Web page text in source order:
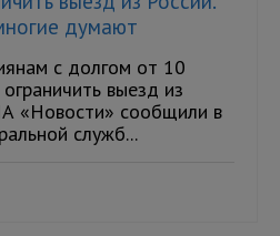
думают
с долгом от 10
выезд из
«Новости» сообщили в
служб...